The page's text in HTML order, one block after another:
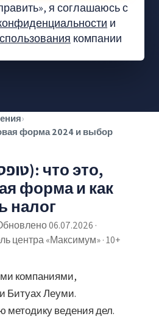
я соглашаюсь с
и
компании
клиентов
›
форма 2024 и выбор
форма и как
налог
06.07.2026 ·
центра «Максимум» · 10+
компаниями,
Битуах Леуми.
методику ведения дел.